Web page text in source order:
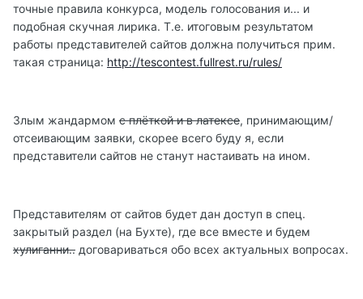
точные правила конкурса, модель голосования и... и
подобная скучная лирика. Т.е. итоговым результатом
работы представителей сайтов должна получиться прим.
такая страница: http://tescontest.fullrest.ru/rules/
Злым жандармом с плёткой и в латексе, принимающим/
отсеивающим заявки, скорее всего буду я, если
представители сайтов не станут настаивать на ином.
Представителям от сайтов будет дан доступ в спец.
закрытый раздел (на Бухте), где все вместе и будем
хулиганни.. договариваться обо всех актуальных вопросах.